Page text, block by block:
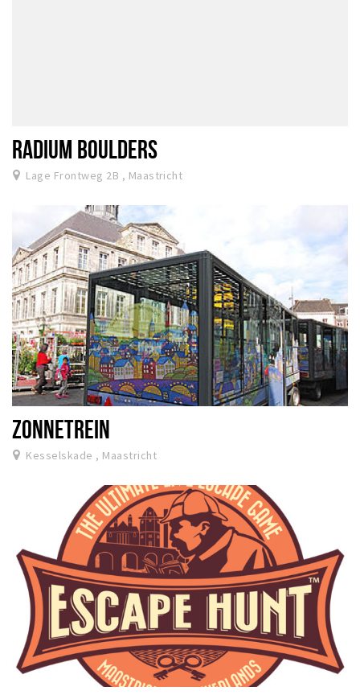
RADIUM BOULDERS
Lage Frontweg 2B , Maastricht
ZONNETREIN
Kesselskade , Maastricht